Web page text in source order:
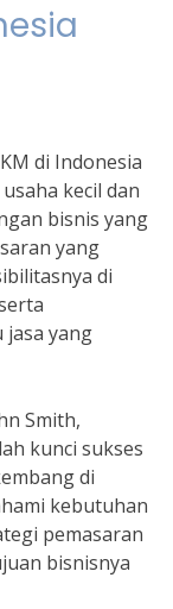
di Indonesia
kecil dan
bisnis yang
yang
di
yang
Smith,
kunci sukses
di
kebutuhan
pemasaran
bisnisnya